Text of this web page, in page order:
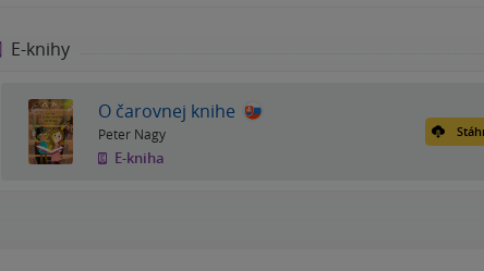
E-knihy
O čarovnej knihe
Peter Nagy
E-kniha